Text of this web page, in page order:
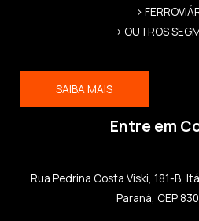
>
> OUTROS
SAIBA MAIS
Entre em
Rua Pedrina Costa Viski, 181-B,
Paraná, CEP